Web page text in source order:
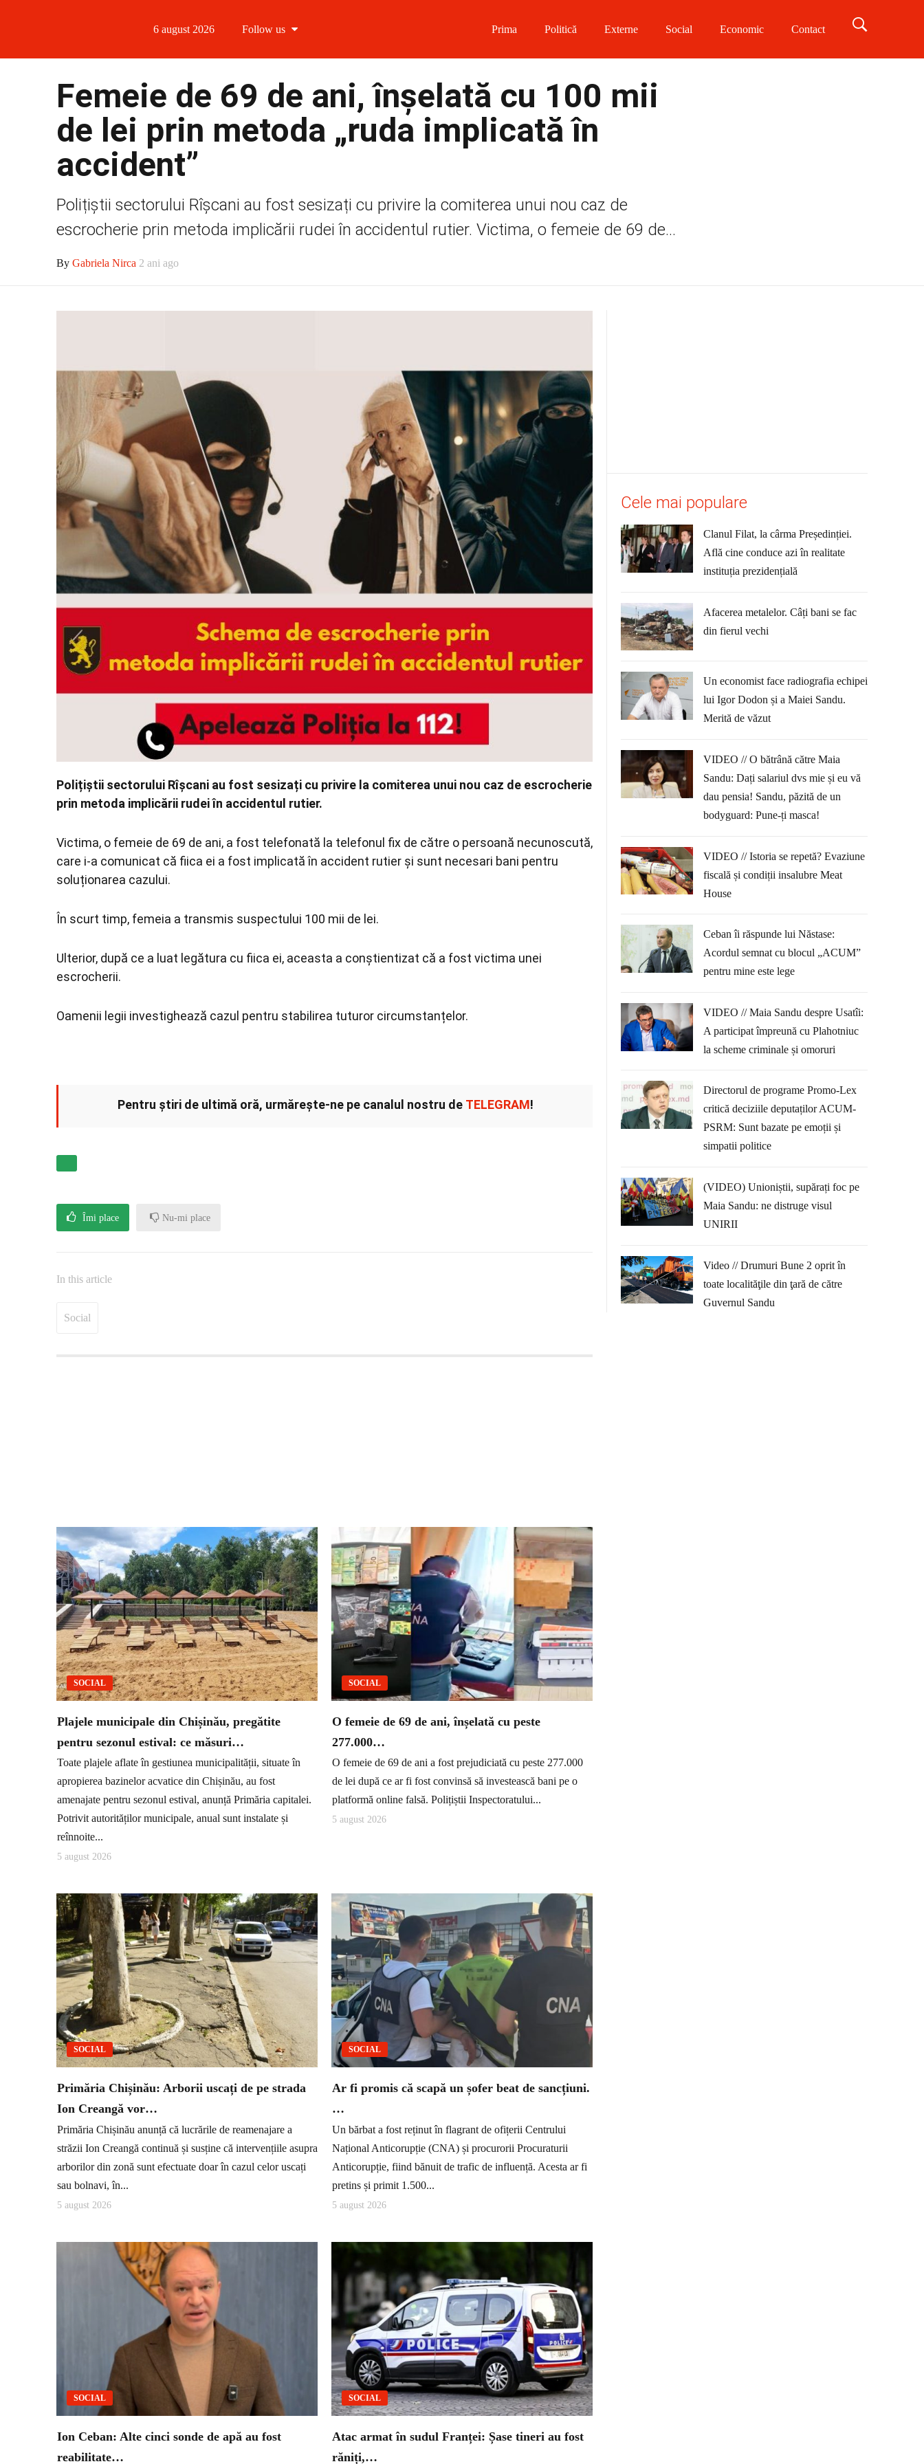
6 august 2026 Follow us
Follow us on Twitter
Follow us on Instagram
Prima Politică Externe Social Economic Contact
Femeie de 69 de ani, înșelată cu 100 mii
de lei prin metoda „ruda implicată în
accident”
Polițiștii sectorului Rîșcani au fost sesizați cu privire la comiterea unui nou caz de
escrocherie prin metoda implicării rudei în accidentul rutier. Victima, o femeie de 69 de...
By Gabriela Nirca 2 ani ago
Polițiștii sectorului Rîșcani au fost sesizați cu privire la comiterea unui nou caz de escrocherie
prin metoda implicării rudei în accidentul rutier.
Victima, o femeie de 69 de ani, a fost telefonată la telefonul fix de către o persoană necunoscută,
care i-a comunicat că fiica ei a fost implicată în accident rutier și sunt necesari bani pentru
soluționarea cazului.
În scurt timp, femeia a transmis suspectului 100 mii de lei.
Ulterior, după ce a luat legătura cu fiica ei, aceasta a conștientizat că a fost victima unei
escrocherii.
Oamenii legii investighează cazul pentru stabilirea tuturor circumstanțelor.
Pentru știri de ultimă oră, urmărește-ne pe canalul nostru de TELEGRAM!
Îmi place Nu-mi place
In this article
Social
SOCIAL
Plajele municipale din Chișinău, pregătite
pentru sezonul estival: ce măsuri…
Toate plajele aflate în gestiunea municipalității, situate în
apropierea bazinelor acvatice din Chișinău, au fost
amenajate pentru sezonul estival, anunță Primăria capitalei.
Potrivit autorităților municipale, anual sunt instalate și
reînnoite...
5 august 2026
SOCIAL
O femeie de 69 de ani, înșelată cu peste
277.000…
O femeie de 69 de ani a fost prejudiciată cu peste 277.000
de lei după ce ar fi fost convinsă să investească bani pe o
platformă online falsă. Polițiștii Inspectoratului...
5 august 2026
SOCIAL
Primăria Chișinău: Arborii uscați de pe strada
Ion Creangă vor…
Primăria Chișinău anunță că lucrările de reamenajare a
străzii Ion Creangă continuă și susține că intervențiile asupra
arborilor din zonă sunt efectuate doar în cazul celor uscați
sau bolnavi, în...
5 august 2026
SOCIAL
Ar fi promis că scapă un șofer beat de sancțiuni.
…
Un bărbat a fost reținut în flagrant de ofițerii Centrului
Național Anticorupție (CNA) și procurorii Procuraturii
Anticorupție, fiind bănuit de trafic de influență. Acesta ar fi
pretins și primit 1.500...
5 august 2026
SOCIAL
Ion Ceban: Alte cinci sonde de apă au fost
reabilitate…
SOCIAL
Atac armat în sudul Franței: Șase tineri au fost
răniți,…
Cele mai populare
Clanul Filat, la cârma Președinției.
Află cine conduce azi în realitate
instituția prezidențială
Afacerea metalelor. Câți bani se fac
din fierul vechi
Un economist face radiografia echipei
lui Igor Dodon și a Maiei Sandu.
Merită de văzut
VIDEO // O bătrână către Maia
Sandu: Dați salariul dvs mie și eu vă
dau pensia! Sandu, păzită de un
bodyguard: Pune-ți masca!
VIDEO // Istoria se repetă? Evaziune
fiscală și condiții insalubre Meat
House
Ceban îi răspunde lui Năstase:
Acordul semnat cu blocul „ACUM”
pentru mine este lege
VIDEO // Maia Sandu despre Usatîi:
A participat împreună cu Plahotniuc
la scheme criminale și omoruri
Directorul de programe Promo-Lex
critică deciziile deputaților ACUM-
PSRM: Sunt bazate pe emoții și
simpatii politice
(VIDEO) Unioniștii, supărați foc pe
Maia Sandu: ne distruge visul
UNIRII
Video // Drumuri Bune 2 oprit în
toate localităţile din ţară de către
Guvernul Sandu